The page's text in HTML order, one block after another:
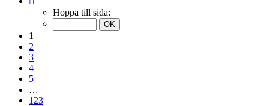
Hoppa till sida:
1
2
3
4
5
…
123